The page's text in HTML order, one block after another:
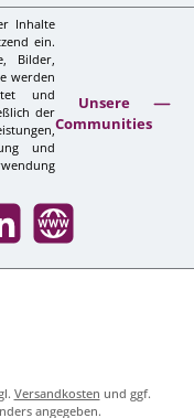
Inhalte
ein.
Bilder,
werden
und
der
und
Unsere
Communities
Website
Versandkosten und ggf.
angegeben.